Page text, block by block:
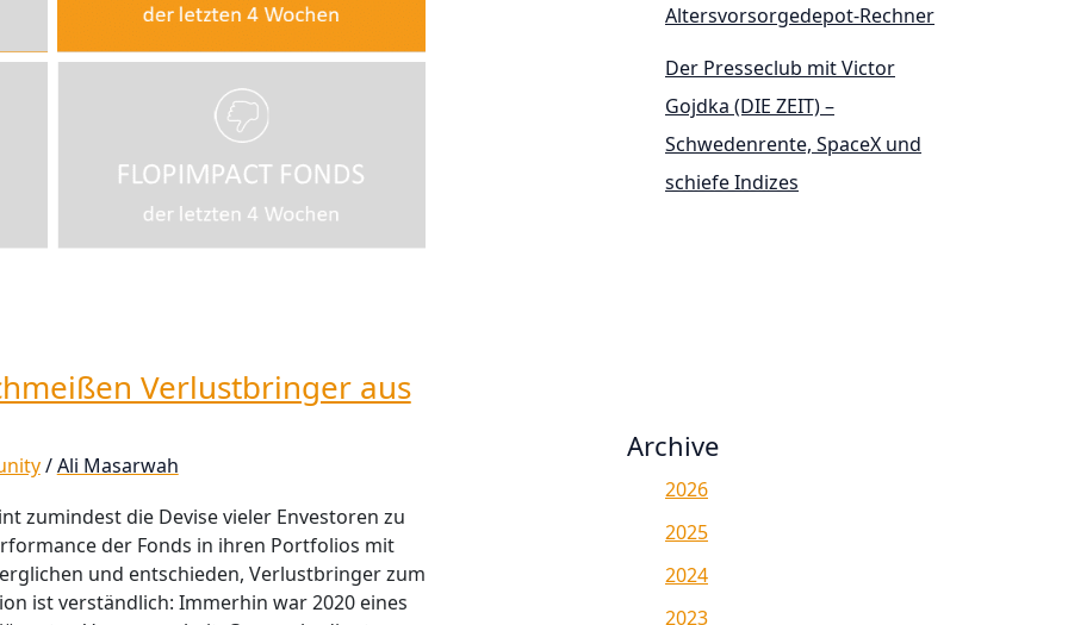
Verlustbringer aus
/Ali Masarwah
zumindest die Devise vieler Envestoren zu
der Fonds in ihren Portfolios mit
und entschieden, Verlustbringer zum
ist verständlich: Immerhin war 2020 eines
Altersvorsorgedepot-Rechner
Der Presseclub mit Victor
Gojdka (DIE ZEIT) –
Schwedenrente, SpaceX und
schiefe Indizes
Archive
2026
2025
2024
2023